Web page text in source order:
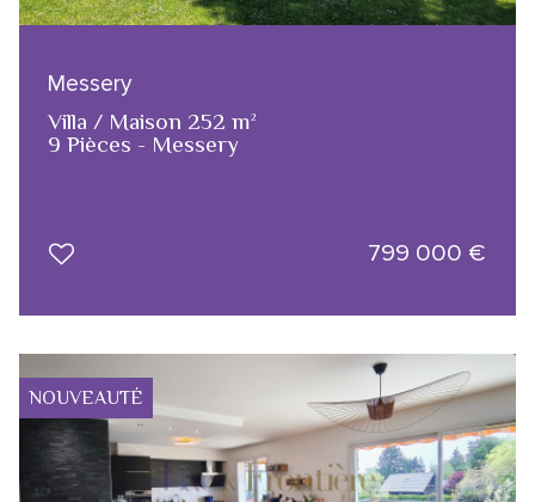
Messery
Villa / Maison 252 m²
9 Pièces - Messery
799 000 €
NOUVEAUTÉ